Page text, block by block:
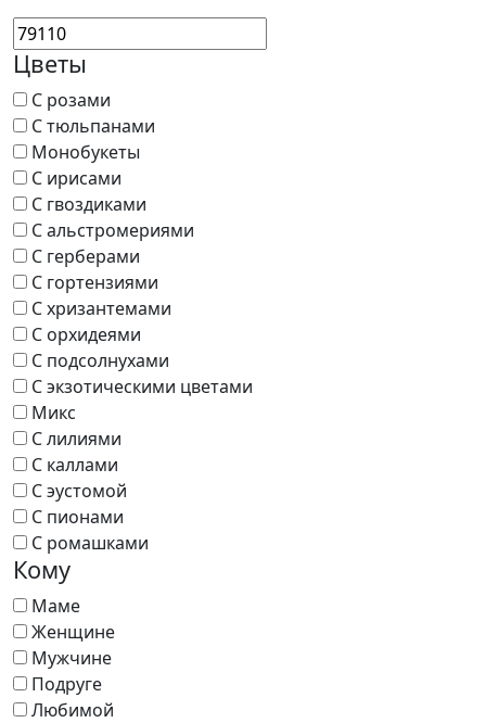
Цветы
С розами
С тюльпанами
Монобукеты
С ирисами
С гвоздиками
С альстромериями
С герберами
С гортензиями
С хризантемами
С орхидеями
С подсолнухами
С экзотическими цветами
Микс
С лилиями
С каллами
С эустомой
С пионами
С ромашками
Кому
Маме
Женщине
Мужчине
Подруге
Любимой